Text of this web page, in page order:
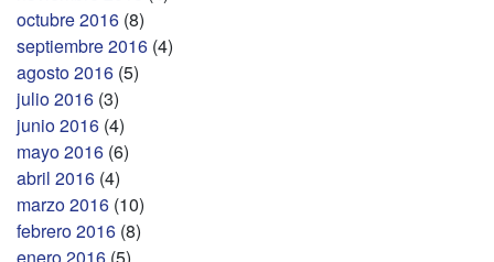
octubre 2016 (8)
septiembre 2016 (4)
agosto 2016 (5)
julio 2016 (3)
junio 2016 (4)
mayo 2016 (6)
abril 2016 (4)
marzo 2016 (10)
febrero 2016 (8)